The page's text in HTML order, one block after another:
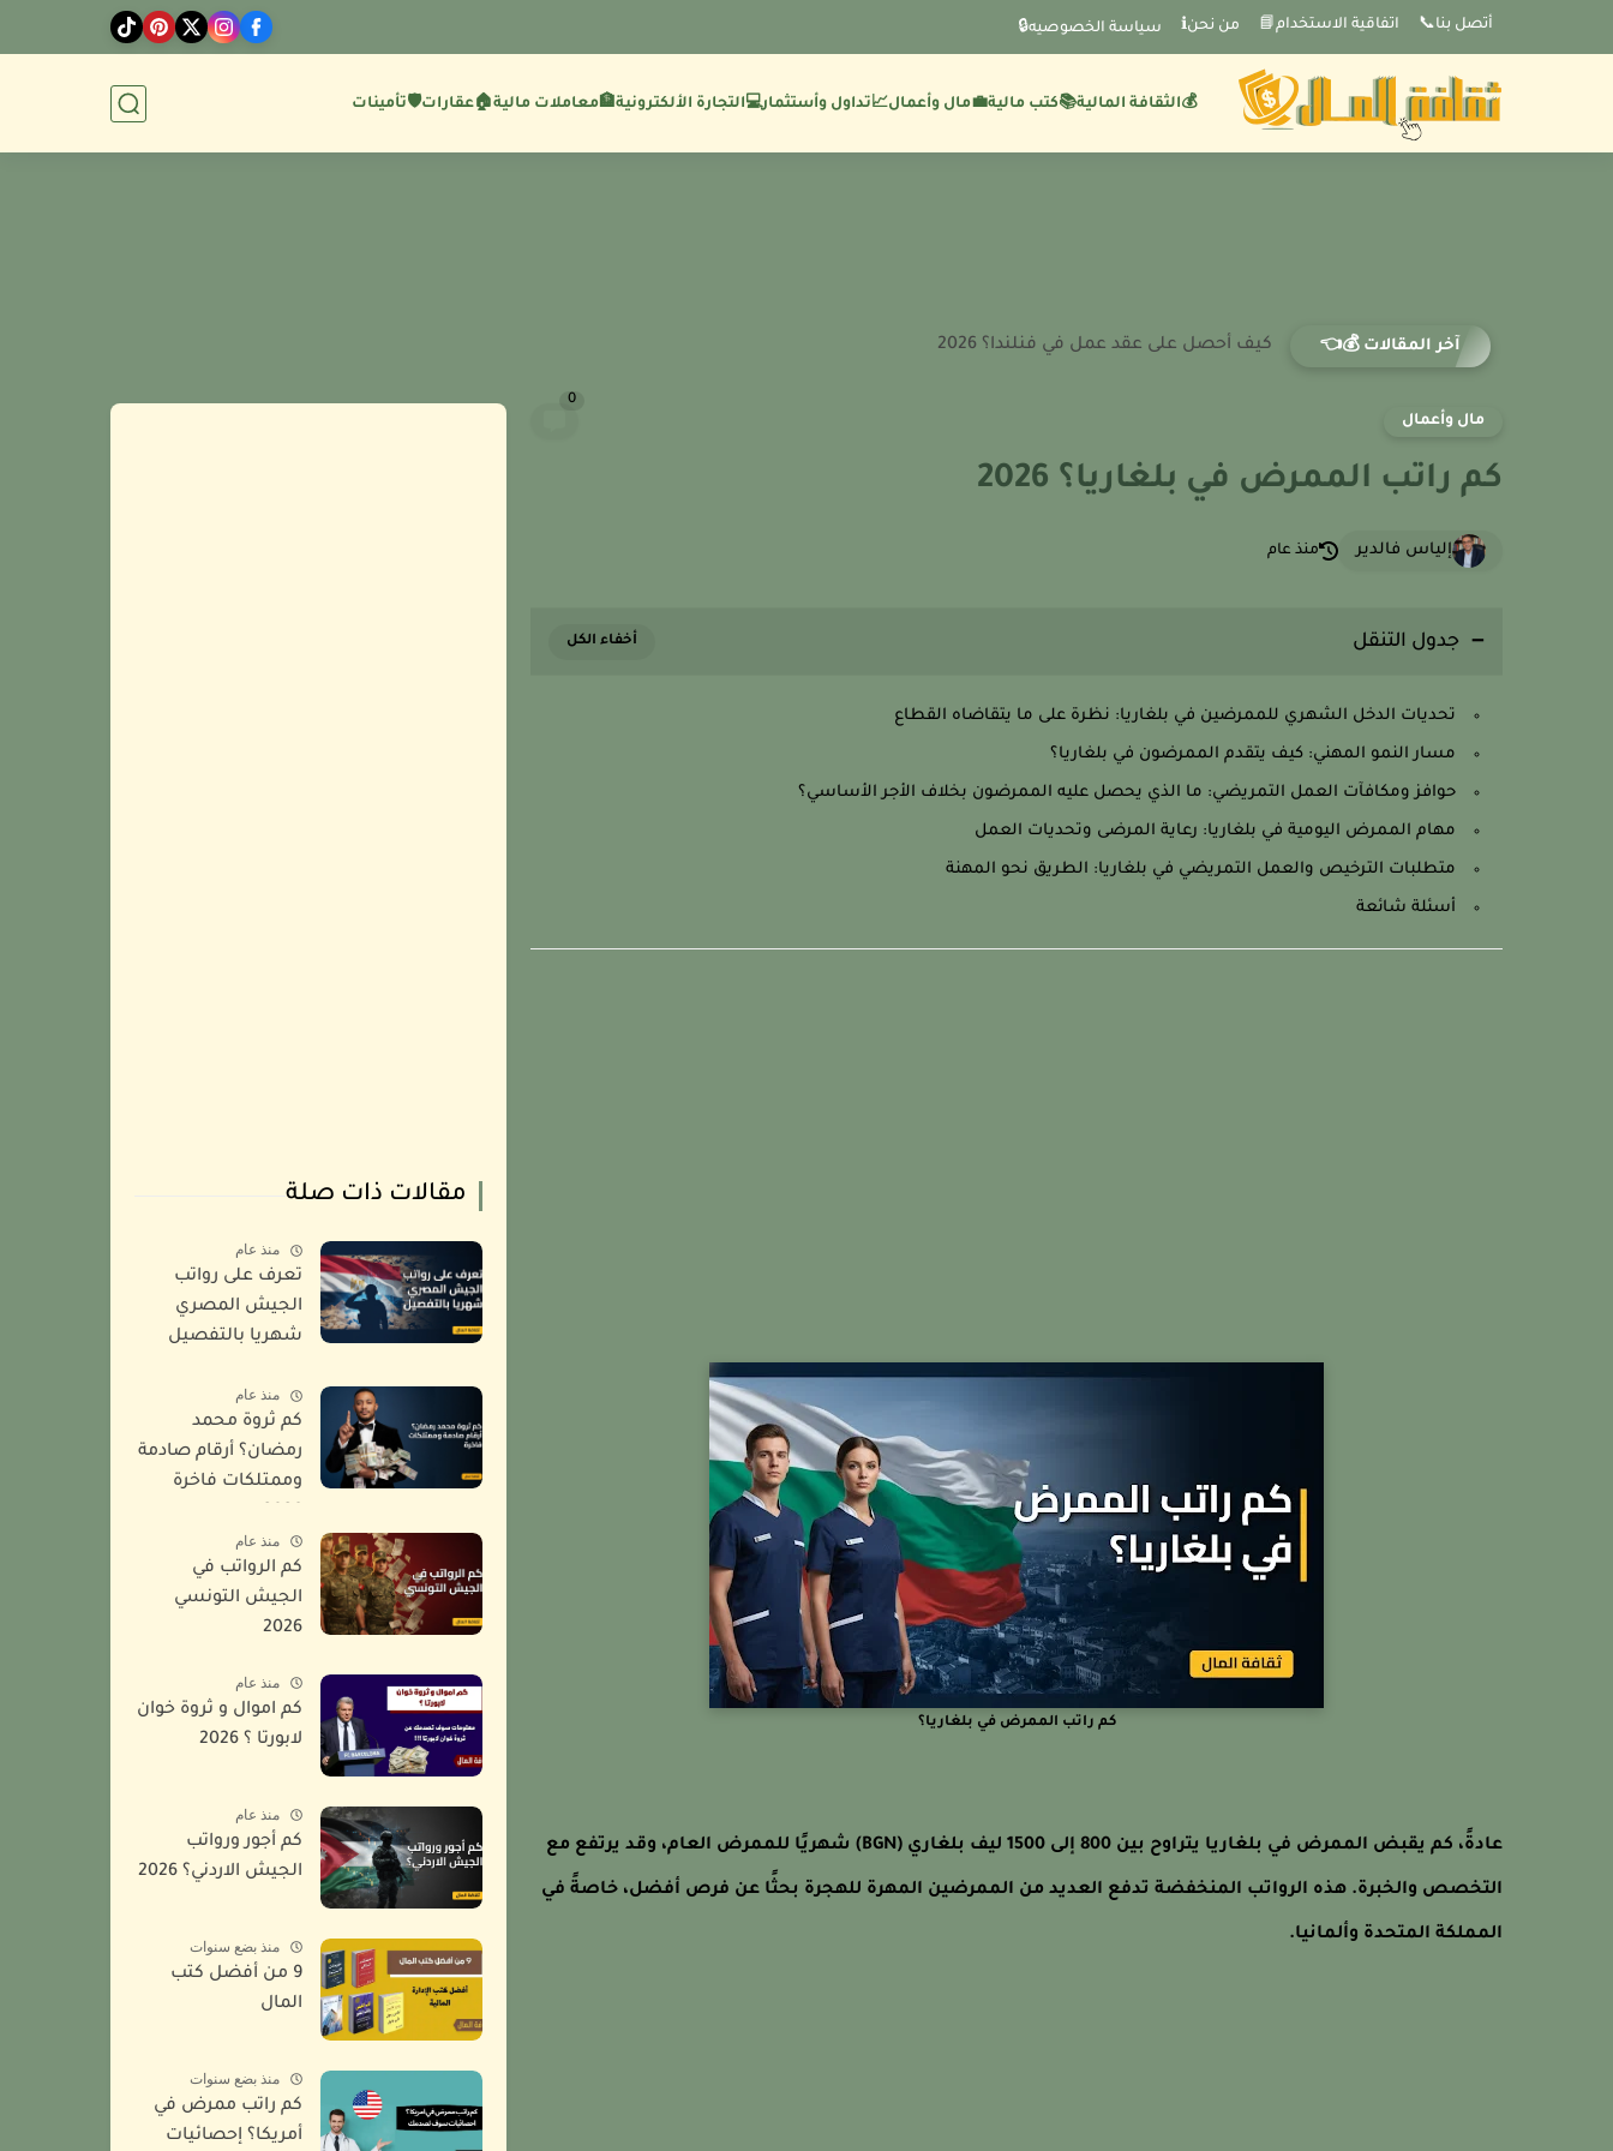
أتصل بنا📞 اتفاقية الاستخدام📘 من نحنℹ️ سياسة الخصوصيه🔒
💰الثقافة المالية📚كتب مالية💼مال وأعمال📈تداول وأستثمار💻التجارة الألكترونية🏦معاملات مالية🏠عقارات🛡️تأمينات
آخر المقالات 💰👈 كيف أحصل على عقد عمل في فنلندا؟ 2026
مال وأعمال
0
كم راتب الممرض في بلغاريا؟ 2026
إلياس فالدير منذ عام
جدول التنقل
تحديات الدخل الشهري للممرضين في بلغاريا: نظرة على ما يتقاضاه القطاع
مسار النمو المهني: كيف يتقدم الممرضون في بلغاريا؟
حوافز ومكافآت العمل التمريضي: ما الذي يحصل عليه الممرضون بخلاف الأجر الأساسي؟
مهام الممرض اليومية في بلغاريا: رعاية المرضى وتحديات العمل
متطلبات الترخيص والعمل التمريضي في بلغاريا: الطريق نحو المهنة
أسئلة شائعة
كم راتب الممرض في بلغاريا؟
عادةً، كم يقبض الممرض في بلغاريا يتراوح بين 800 إلى 1500 ليف بلغاري (BGN) شهريًا للممرض العام، وقد يرتفع مع
التخصص والخبرة. هذه الرواتب المنخفضة تدفع العديد من الممرضين المهرة للهجرة بحثًا عن فرص أفضل، خاصةً في
المملكة المتحدة وألمانيا.
مقالات ذات صلة
منذ عام
تعرف على رواتب
الجيش المصري
شهريا بالتفصيل
منذ عام
كم ثروة محمد
رمضان؟ أرقام صادمة
وممتلكات فاخرة
منذ عام
كم الرواتب في
الجيش التونسي
2026
منذ عام
كم اموال و ثروة خوان
لابورتا ؟ 2026
منذ عام
كم أجور ورواتب
الجيش الاردني؟ 2026
منذ بضع سنوات
9 من أفضل كتب
المال
منذ بضع سنوات
كم راتب ممرض في
أمريكا؟ إحصائيات